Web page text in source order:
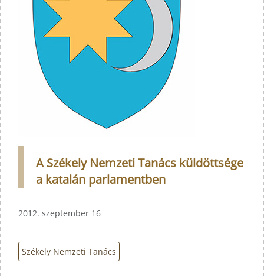
A Székely Nemzeti Tanács küldöttsége
a katalán parlamentben
2012. szeptember 16
Székely Nemzeti Tanács